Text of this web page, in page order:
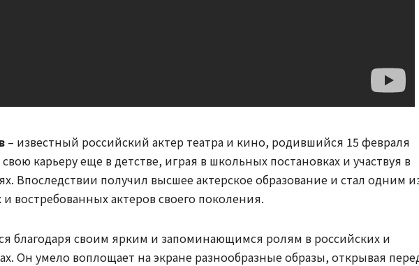
– известный российский актер театра и кино, родившийся 15 февраля
карьеру еще в детстве, играя в школьных постановках и участвуя в
Впоследствии получил высшее актерское образование и стал одним
востребованных актеров своего поколения.
благодаря своим ярким и запоминающимся ролям в российских и
Он умело воплощает на экране разнообразные образы, открывая